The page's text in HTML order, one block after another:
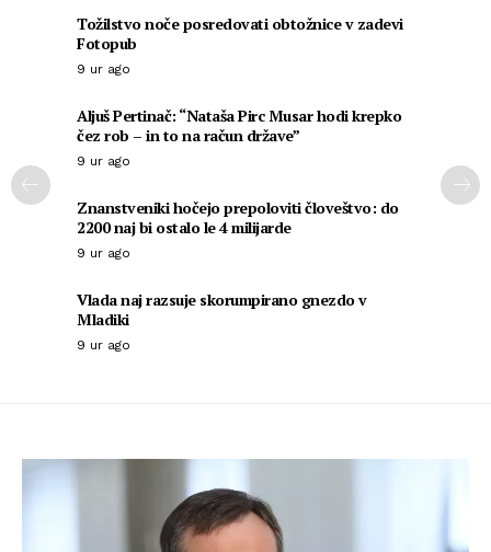
Tožilstvo noče posredovati obtožnice v zadevi
Fotopub
9 ur ago
Aljuš Pertinač: “Nataša Pirc Musar hodi krepko
čez rob – in to na račun države”
9 ur ago
Znanstveniki hočejo prepoloviti človeštvo: do
2200 naj bi ostalo le 4 milijarde
9 ur ago
Vlada naj razsuje skorumpirano gnezdo v
Mladiki
9 ur ago